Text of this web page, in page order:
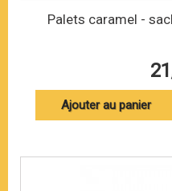
Palets caramel -
Ajouter au panier